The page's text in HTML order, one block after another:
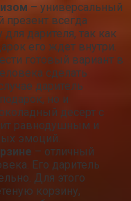
– универсальный
презент всегда
дарителя, так как
его ждет внутри.
готовый вариант в
сделать
даритель
но и
десерт с
равнодушным и
эмоций.
– отличный
Его даритель
Для этого
корзину,